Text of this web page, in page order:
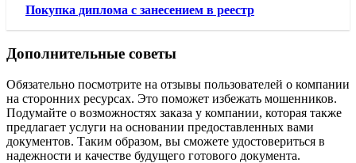
Покупка диплома с занесением в реестр
Дополнительные советы
Обязательно посмотрите на отзывы пользователей о компании
на сторонних ресурсах. Это поможет избежать мошенников.
Подумайте о возможностях заказа у компании, которая также
предлагает услуги на основании предоставленных вами
документов. Таким образом, вы сможете удостовериться в
надежности и качестве будущего готового документа.